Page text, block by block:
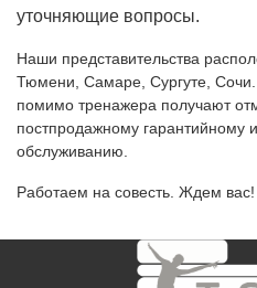
уточняющие вопросы.
Наши представительства
Тюмени, Самаре, Сургуте,
помимо тренажера получают
постпродажному гарантийному
обслуживанию.
Работаем на совесть. Ждем вас!